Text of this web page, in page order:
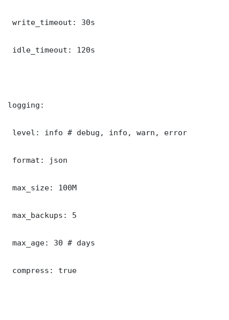
write_timeout: 30s
idle_timeout: 120s
logging:
level: info # debug, info, warn, error
format: json
max_size: 100M
max_backups: 5
max_age: 30 # days
compress: true